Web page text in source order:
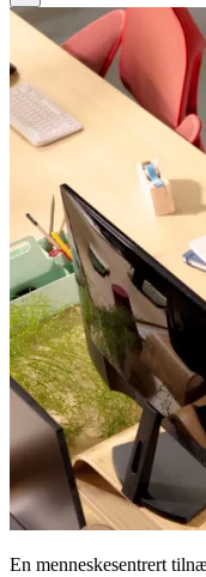
En menneskesentrert